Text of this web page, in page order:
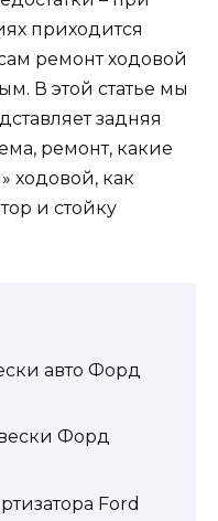
приходится
ремонт ходовой
В этой статье мы
задняя
ремонт, какие
ходовой, как
и стойку
авто Форд
Форд
Ford